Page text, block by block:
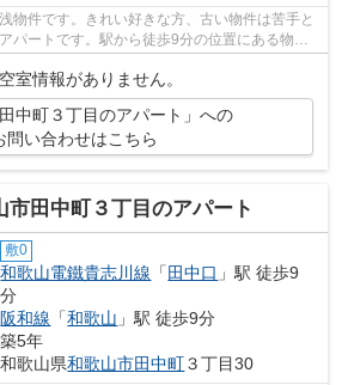
物件です。きれい好きな方、古い物件は苦手と
パートです。駅から徒歩9分の位置にある物件
室情報がありません。
田中町３丁目のアパート」への
問い合わせはこちら
市田中町３丁目のアパート
敷0
和歌山電鐵貴志川線 「 田中口 」駅 徒歩9
分
阪和線 「和歌山 」駅 徒歩9分
築5年
和歌山県和歌山市田中町３丁目30